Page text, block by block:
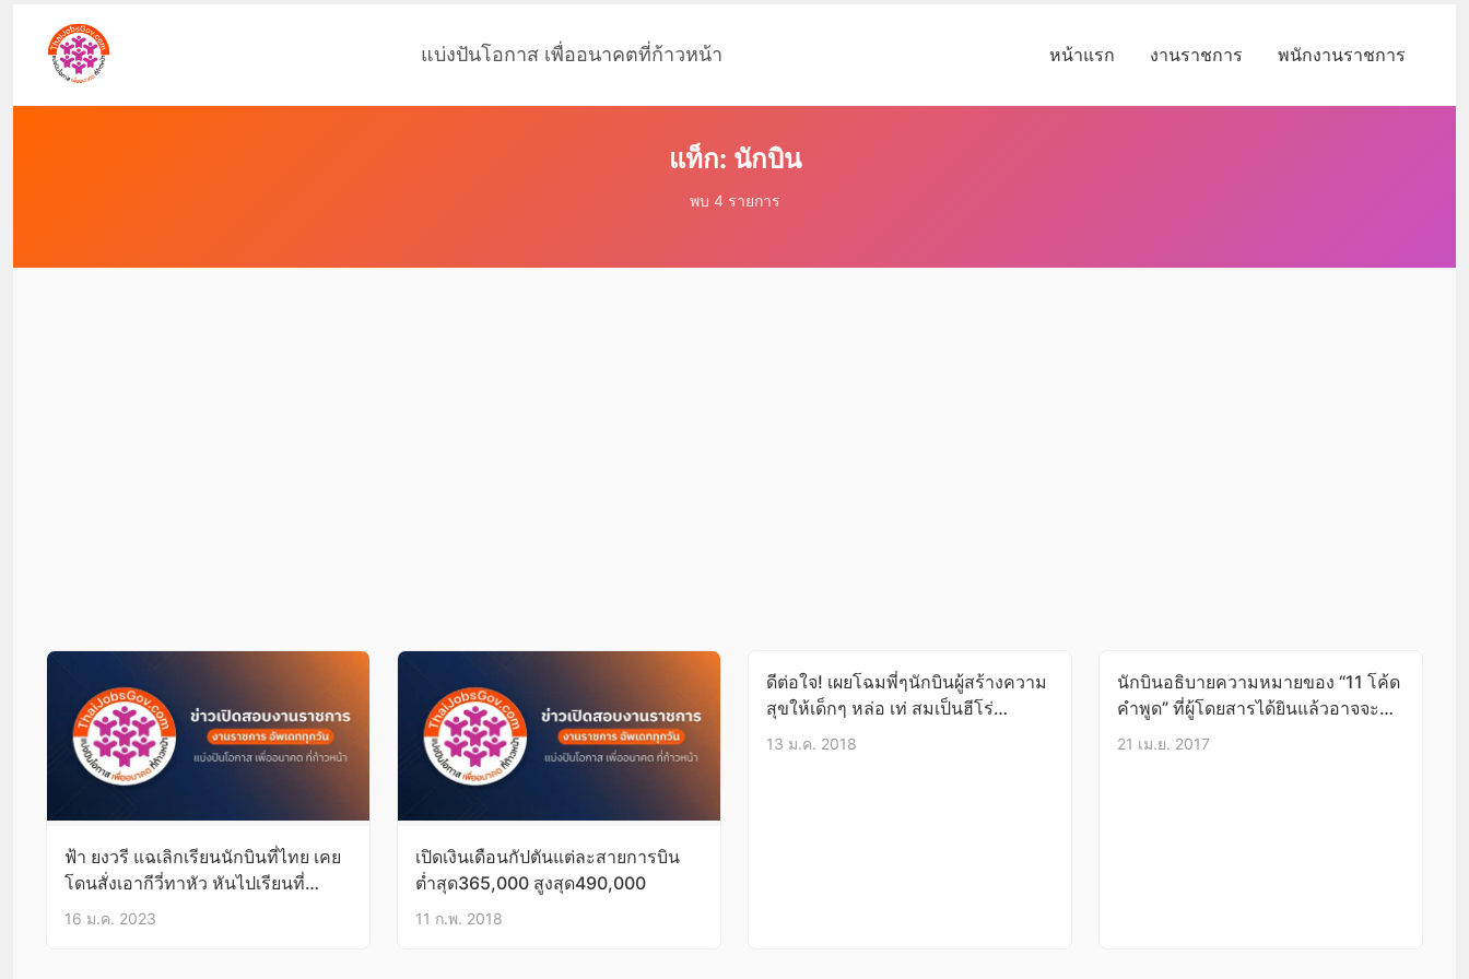
แบ่งปันโอกาส เพื่ออนาคตที่ก้าวหน้า หน้าแรก งานราชการ พนักงานราชการ
แท็ก: นักบิน
พบ 4 รายการ
ฟ้า ยงวรี แฉเลิกเรียนนักบินที่ไทย เคย
โดนสั่งเอากีวี่ทาหัว หันไปเรียนที่
อเมริกา ไม่เห็นทำกันแบบนี้
16 ม.ค. 2023
เปิดเงินเดือนกัปตันแต่ละสายการบิน
ต่ำสุด365,000 สูงสุด490,000
11 ก.พ. 2018
ดีต่อใจ! เผยโฉมพี่ๆนักบินผู้สร้างความ
สุขให้เด็กๆ หล่อ เท่ สมเป็นฮีโร่
น้องๆ(ภาพชุด)
13 ม.ค. 2018
นักบินอธิบายความหมายของ “11 โค้ด
คำพูด” ที่ผู้โดยสารได้ยินแล้วอาจจะ
งง…
21 เม.ย. 2017